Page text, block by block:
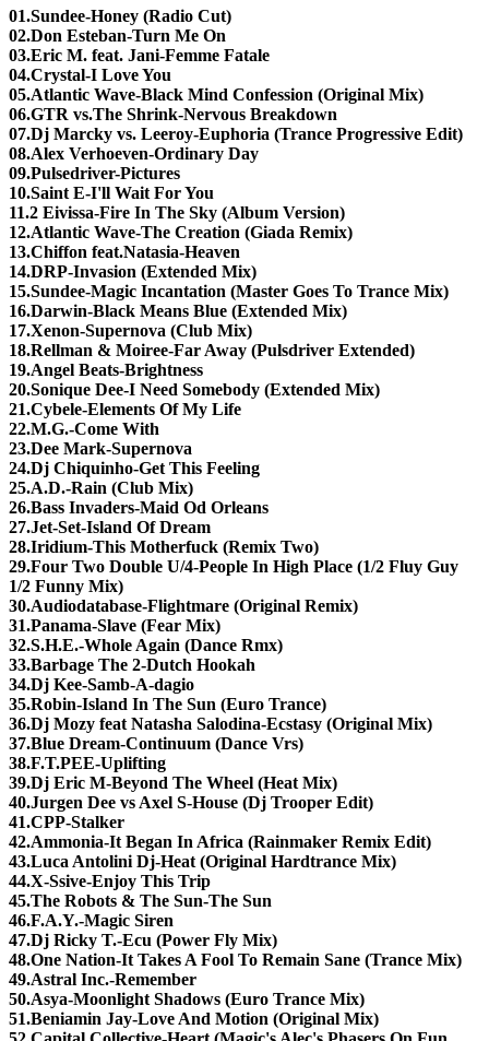
01.Sundee-Honey (Radio Cut)
02.Don Esteban-Turn Me On
03.Eric M. feat. Jani-Femme Fatale
04.Crystal-I Love You
05.Atlantic Wave-Black Mind Confession (Original Mix)
06.GTR vs.The Shrink-Nervous Breakdown
07.Dj Marcky vs. Leeroy-Euphoria (Trance Progressive Edit)
08.Alex Verhoeven-Ordinary Day
09.Pulsedriver-Pictures
10.Saint E-I'll Wait For You
11.2 Eivissa-Fire In The Sky (Album Version)
12.Atlantic Wave-The Creation (Giada Remix)
13.Chiffon feat.Natasia-Heaven
14.DRP-Invasion (Extended Mix)
15.Sundee-Magic Incantation (Master Goes To Trance Mix)
16.Darwin-Black Means Blue (Extended Mix)
17.Xenon-Supernova (Club Mix)
18.Rellman & Moiree-Far Away (Pulsdriver Extended)
19.Angel Beats-Brightness
20.Sonique Dee-I Need Somebody (Extended Mix)
21.Cybele-Elements Of My Life
22.M.G.-Come With
23.Dee Mark-Supernova
24.Dj Chiquinho-Get This Feeling
25.A.D.-Rain (Club Mix)
26.Bass Invaders-Maid Od Orleans
27.Jet-Set-Island Of Dream
28.Iridium-This Motherfuck (Remix Two)
29.Four Two Double U/4-People In High Place (1/2 Fluy Guy
1/2 Funny Mix)
30.Audiodatabase-Flightmare (Original Remix)
31.Panama-Slave (Fear Mix)
32.S.H.E.-Whole Again (Dance Rmx)
33.Barbage The 2-Dutch Hookah
34.Dj Kee-Samb-A-dagio
35.Robin-Island In The Sun (Euro Trance)
36.Dj Mozy feat Natasha Salodina-Ecstasy (Original Mix)
37.Blue Dream-Continuum (Dance Vrs)
38.F.T.PEE-Uplifting
39.Dj Eric M-Beyond The Wheel (Heat Mix)
40.Jurgen Dee vs Axel S-House (Dj Trooper Edit)
41.CPP-Stalker
42.Ammonia-It Began In Africa (Rainmaker Remix Edit)
43.Luca Antolini Dj-Heat (Original Hardtrance Mix)
44.X-Ssive-Enjoy This Trip
45.The Robots & The Sun-The Sun
46.F.A.Y.-Magic Siren
47.Dj Ricky T.-Ecu (Power Fly Mix)
48.One Nation-It Takes A Fool To Remain Sane (Trance Mix)
49.Astral Inc.-Remember
50.Asya-Moonlight Shadows (Euro Trance Mix)
51.Beniamin Jay-Love And Motion (Original Mix)